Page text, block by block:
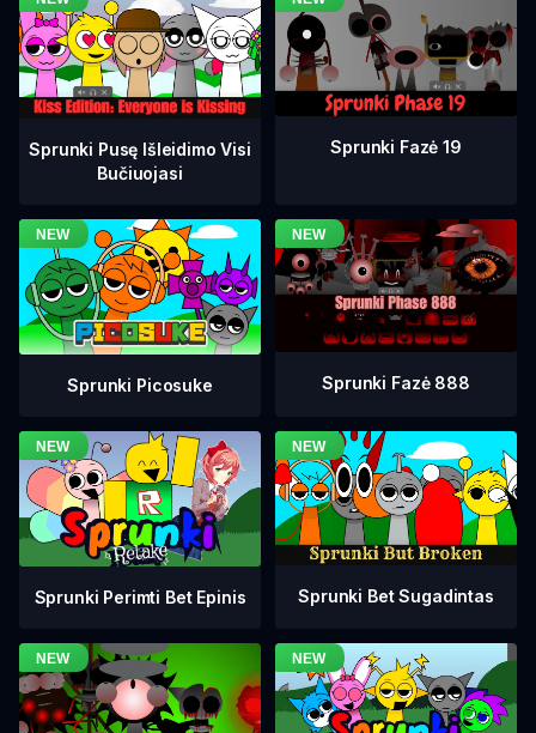
Sprunki Pusę Išleidimo Visi
Bučiuojasi
Sprunki Fazė 19
Sprunki Picosuke Sprunki Fazė 888
Sprunki Perimti Bet Epinis Sprunki Bet Sugadintas